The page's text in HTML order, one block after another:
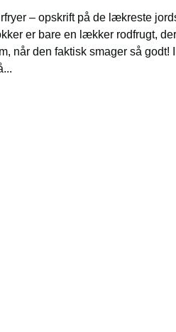
– opskrift på de lækreste
er bare en lækker rodfrugt,
når den faktisk smager så godt!